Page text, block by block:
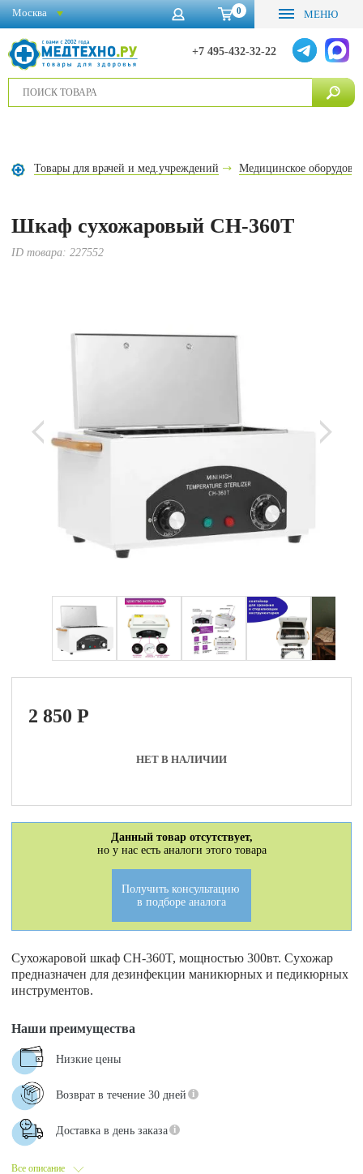
0 МЕНЮ
+7 495-432-32-22
Москва
Товары для врачей и мед.учреждений Медицинское
Шкаф сухожаровый CH-360T
ID товара:227552
2 850P
НЕТ В НАЛИЧИИ
Данный товар отсутствует,
но у нас есть аналоги этого товара
Получить консультацию
в подборе аналога
Сухожаровой шкаф CH-360T, мощностью 300вт. Сухожар
предназначен для дезинфекции маникюрных и педикюрных
инструментов.
Все описание
Наши преимущества
Низкие цены
Возврат в течение 30 дней
Доставка в день заказа